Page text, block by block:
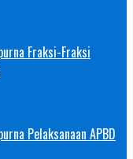
Fraksi-Fraksi
Pelaksanaan APBD